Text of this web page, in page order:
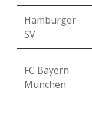
Hamburger
SV
FC Bayern
München